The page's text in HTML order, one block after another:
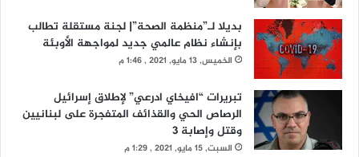
بديلا لـ”منظمة الصحة”| لجنة مستقلة تطالب
بإنشاء نظام عالمي جديد لمواجهة الأوبئة
الخميس, 13 مايو, 2021 , 1:46 م
تبريرات “افيخاي ادرعي” لإطلاق إسرائيل
الرصاص الحي والقذائف المتفجرة على لبنانيين
وقتل وإصابة 3
السبت, 15 مايو, 2021 , 1:29 م